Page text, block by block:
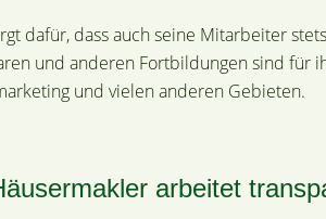
dafür, dass auch seine Mitarbeiter
und anderen Fortbildungen sind für
und vielen anderen Gebieten.
arbeitet